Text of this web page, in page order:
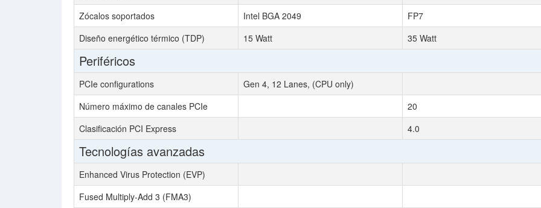
Zócalos soportados Intel BGA 2049
FP7
Diseño energético térmico (TDP)
15 Watt 35 Watt
Periféricos
PCIe configurations
Gen 4, 12 Lanes, (CPU only)
Número máximo de canales PCIe
20
Clasificación PCI Express
4.0
Tecnologías avanzadas
Enhanced Virus Protection (EVP)
Fused Multiply-Add 3 (FMA3)